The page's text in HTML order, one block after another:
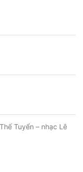
Tuyển – nhạc Lê